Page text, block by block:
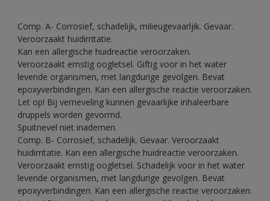
Comp. A- Corrosief, schadelijk, milieugevaarljik. Gevaar.
Veroorzaakt huidirritatie.
Kan een allergische huidreactie veroorzaken.
Veroorzaakt ernstig oogletsel. Giftig voor in het water
levende organismen, met langdurige gevolgen. Bevat
epoxyverbindingen. Kan een allergische reactie veroorzaken.
Let op! Bij verneveling kunnen gevaarlijke inhaleerbare
druppels worden gevormd.
Spuitnevel niet inademen.
Comp. B- Corrosief, schadelijk. Gevaar. Veroorzaakt
huidirritatie. Kan een allergische huidreactie veroorzaken.
Veroorzaakt ernstig oogletsel. Schadelijk voor in het water
levende organismen, met langdurige gevolgen. Bevat
epoxyverbindingen. Kan een allergische reactie veroorzaken.